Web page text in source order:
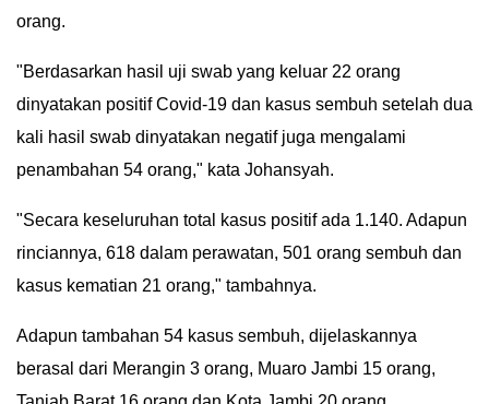
ADVERTORIAL
BERITA
orang.
"Berdasarkan hasil uji swab yang keluar 22 orang
dinyatakan positif Covid-19 dan kasus sembuh setelah dua
kali hasil swab dinyatakan negatif juga mengalami
penambahan 54 orang," kata Johansyah.
"Secara keseluruhan total kasus positif ada 1.140. Adapun
rinciannya, 618 dalam perawatan, 501 orang sembuh dan
kasus kematian 21 orang," tambahnya.
Adapun tambahan 54 kasus sembuh, dijelaskannya
berasal dari Merangin 3 orang, Muaro Jambi 15 orang,